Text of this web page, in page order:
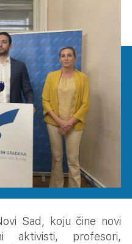
Sad, koju čine novi
aktivisti, profesori,